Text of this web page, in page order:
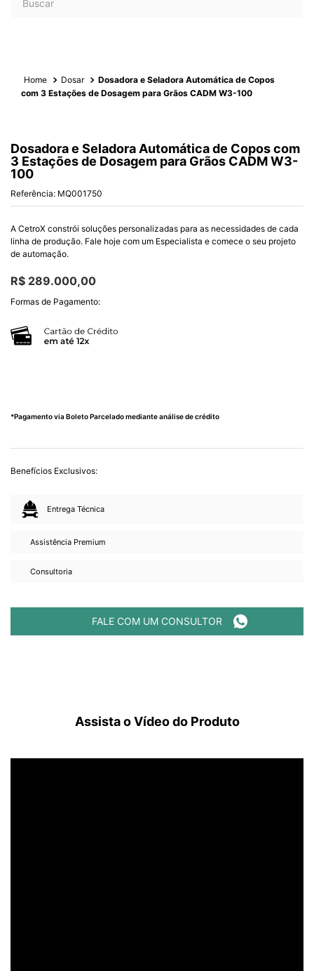
Dosar
Dosadora e Seladora Automática de Copos
com 3 Estações de Dosagem para Grãos CADM W3-100
Dosadora e Seladora Automática de Copos com
3 Estações de Dosagem para Grãos CADM W3-
100
Referência: MQ001750
A CetroX constrói soluções personalizadas para as necessidades de cada
linha de produção. Fale hoje com um Especialista e comece o seu projeto
de automação.
R$ 289.000,00
Formas de Pagamento:
*Pagamento via Boleto Parcelado mediante análise de crédito
Benefícios Exclusivos:
Entrega Técnica
Assistência Premium
Consultoria
FALE COM UM CONSULTOR
Assista o Vídeo do Produto